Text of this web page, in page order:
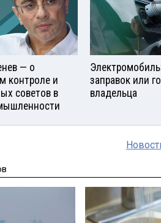
— о
контроле и
советов в
заправок или
владельца